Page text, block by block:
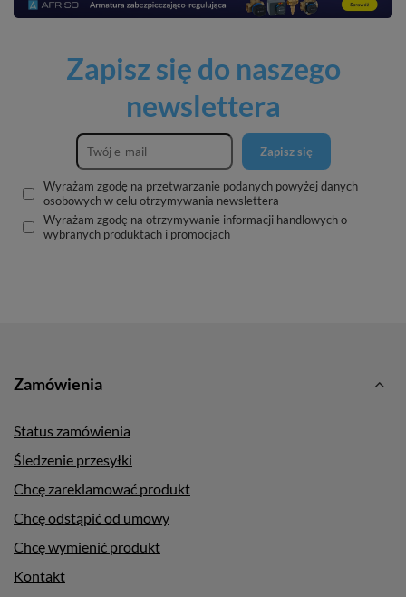
Zapisz się do naszego
newslettera
Zapisz się
Wyrażam zgodę na przetwarzanie podanych powyżej danych
osobowych w celu otrzymywania newslettera
Wyrażam zgodę na otrzymywanie informacji handlowych o
wybranych produktach i promocjach
Zamówienia
Status zamówienia
Śledzenie przesyłki
Chcę zareklamować produkt
Chcę odstąpić od umowy
Chcę wymienić produkt
Kontakt